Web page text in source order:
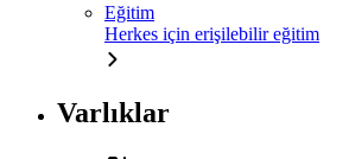
Eğitim
Herkes için erişilebilir eğitim
Varlıklar